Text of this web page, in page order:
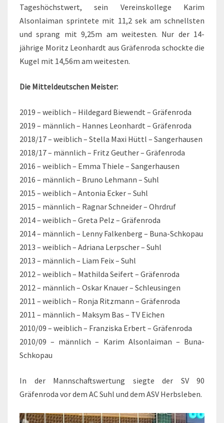
Tageshöchstwert, sein Vereinskollege Karim
Alsonlaiman sprintete mit 11,2 sek am schnellsten
und sprang mit 9,25m am weitesten. Nur der 14-
jährige Moritz Leonhardt aus Gräfenroda schockte die
Kugel mit 14,56m am weitesten.
Die Mitteldeutschen Meister:
2019 – weiblich – Hildegard Biewendt – Gräfenroda
2019 – männlich – Hannes Leonhardt – Gräfenroda
2018/17 – weiblich – Stella Maxi Hüttl – Sangerhausen
2018/17 – männlich – Fritz Geuther – Gräfenroda
2016 – weiblich – Emma Thiele – Sangerhausen
2016 – männlich – Bruno Lehmann – Suhl
2015 – weiblich – Antonia Ecker – Suhl
2015 – männlich – Ragnar Schneider – Ohrdruf
2014 – weiblich – Greta Pelz – Gräfenroda
2014 – männlich – Lenny Falkenberg – Buna-Schkopau
2013 – weiblich – Adriana Lerpscher – Suhl
2013 – männlich – Liam Feix – Suhl
2012 – weiblich – Mathilda Seifert – Gräfenroda
2012 – männlich – Oskar Knauer – Schleusingen
2011 – weiblich – Ronja Ritzmann – Gräfenroda
2011 – männlich – Maksym Bas – TV Eichen
2010/09 – weiblich – Franziska Erbert – Gräfenroda
2010/09 – männlich – Karim Alsonlaiman – Buna-
Schkopau
In der Mannschaftswertung siegte der SV 90
Gräfenroda vor dem AC Suhl und dem ASV Herbsleben.